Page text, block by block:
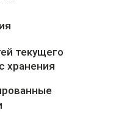
текущего
хранения